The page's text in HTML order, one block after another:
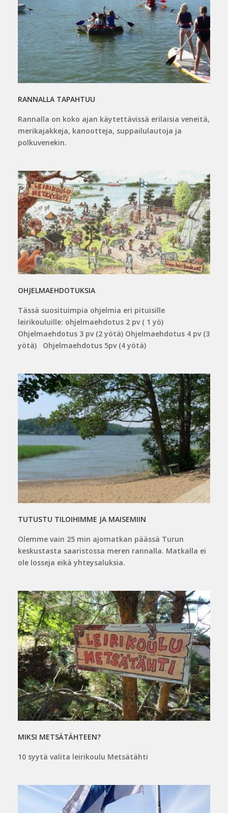
RANNALLA TAPAHTUU
Rannalla on koko ajan käytettävissä erilaisia veneitä,
merikajakkeja, kanootteja, suppailulautoja ja
polkuvenekin.
OHJELMAEHDOTUKSIA
Tässä suosituimpia ohjelmia eri pituisille
leirikouluille: ohjelmaehdotus 2 pv ( 1 yö)
Ohjelmaehdotus 3 pv (2 yötä) Ohjelmaehdotus 4 pv (3
yötä) Ohjelmaehdotus 5pv (4 yötä)
TUTUSTU TILOIHIMME JA MAISEMIIN
Olemme vain 25 min ajomatkan päässä Turun
keskustasta saaristossa meren rannalla. Matkalla ei
ole losseja eikä yhteysaluksia.
MIKSI METSÄTÄHTEEN?
10 syytä valita leirikoulu Metsätähti